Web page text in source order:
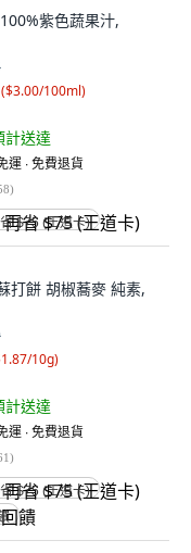
紫色蔬果汁,
($3.00/100ml)
計送達
運 ∙ 免費退貨
)
$75 (王道卡)
打餅 胡椒蕎麥 純素,
10g)
計送達
運 ∙ 免費退貨
)
$75 (王道卡)